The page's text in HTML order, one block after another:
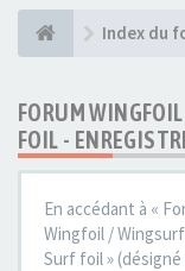
Index du
FORUM
FOIL -
En accédant à «
Wingfoil /
Surf foil » (désigné